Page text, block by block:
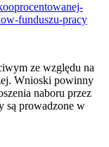
funduszu-pracy
ze względu na
Wnioski powinny
naboru przez
są prowadzone w